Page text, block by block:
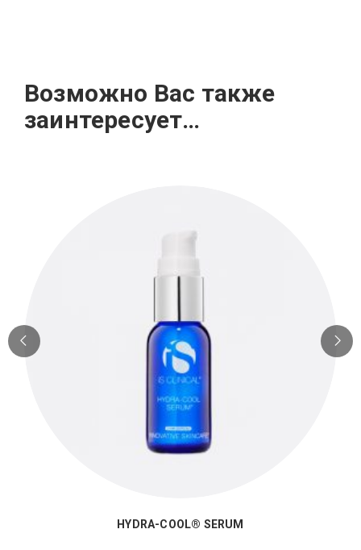
Возможно Вас также
заинтересует…
HYDRA-COOL® SERUM